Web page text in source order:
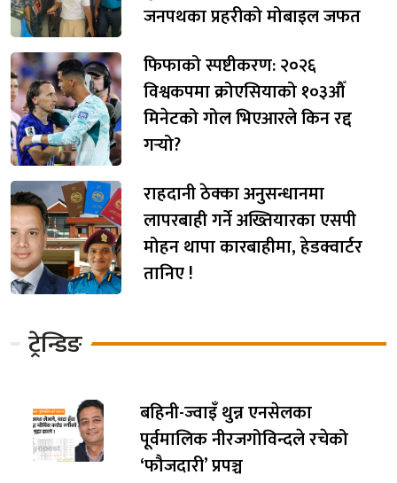
जनपथका प्रहरीको मोबाइल जफत
फिफाको स्पष्टीकरण: २०२६
विश्वकपमा क्रोएसियाको १०३औँ
मिनेटको गोल भिएआरले किन रद्द
गर्‍यो?
राहदानी ठेक्का अनुसन्धानमा
लापरबाही गर्ने अख्तियारका एसपी
मोहन थापा कारबाहीमा, हेडक्वार्टर
तानिए !
ट्रेन्डिङ
बहिनी-ज्वाइँ थुन्न एनसेलका
पूर्वमालिक नीरजगोविन्दले रचेको
‘फौजदारी’ प्रपञ्च